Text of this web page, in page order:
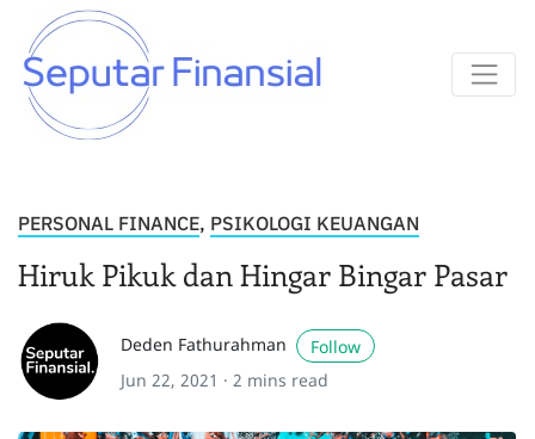
PERSONAL FINANCE, PSIKOLOGI KEUANGAN
Hiruk Pikuk dan Hingar Bingar Pasar
Deden Fathurahman
Follow
Jun 22, 2021 · 2 mins read